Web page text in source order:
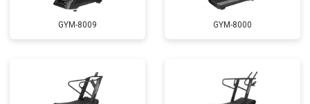
GYM-8009 GYM-8000